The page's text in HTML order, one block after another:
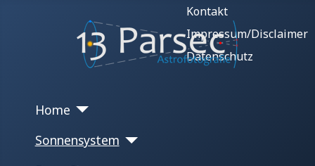
Kontakt
Impressum/Disclaimer
Datenschutz
Home
Sonnensystem